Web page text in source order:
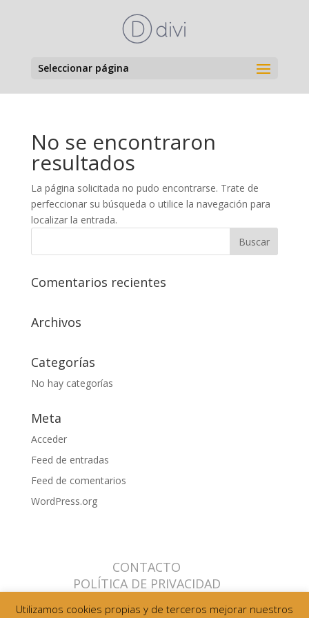
Seleccionar página
No se encontraron
resultados
La página solicitada no pudo encontrarse. Trate de
perfeccionar su búsqueda o utilice la navegación para
localizar la entrada.
Comentarios recientes
Archivos
Categorías
No hay categorías
Meta
Acceder
Feed de entradas
Feed de comentarios
WordPress.org
CONTACTO
POLÍTICA DE PRIVACIDAD
Utilizamos cookies propias y de terceros mejorar nuestros